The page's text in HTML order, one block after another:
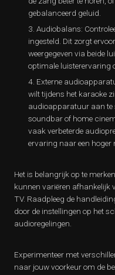
gebalanceerd geluid.
Audiobalans:
ingesteld. Dit zorgt
weergegeven via beide
optimale luisterervaring
Externe
wilt tijdens het karaoke
audioapparatuur aan te
soundbar of home
vaak verbeterde
ervaring naar een hoger
Het is belangrijk op te
kunnen variëren afhankelijk
TV. Raadpleeg de
door de instellingen op het
audioregelingen.
Experimenteer met
naar jouw voorkeur om de